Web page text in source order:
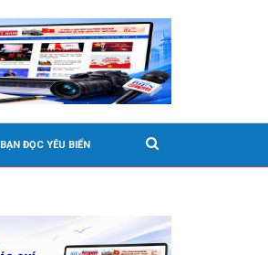
BẠN ĐỌC YÊU BIỂN